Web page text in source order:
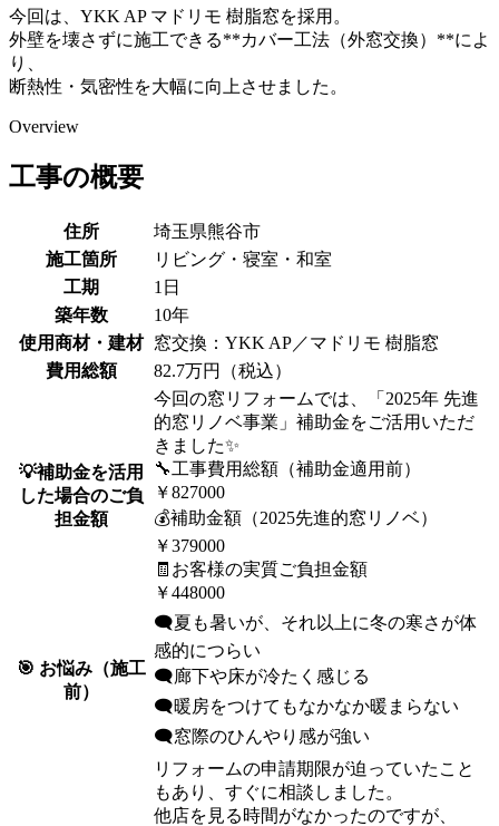
今回は、YKK AP マドリモ 樹脂窓を採用。
外壁を壊さずに施工できる**カバー工法（外窓交換）**によ
り、
断熱性・気密性を大幅に向上させました。
Overview
工事の概要
住所
埼玉県熊谷市
施工箇所
リビング・寝室・和室
工期
1日
築年数
10年
使用商材・建材
窓交換：YKK AP／マドリモ 樹脂窓
費用総額
82.7万円（税込）
💡補助金を活用
した場合のご負
担金額
今回の窓リフォームでは、「2025年 先進
的窓リノベ事業」補助金をご活用いただ
きました✨
🔧工事費用総額（補助金適用前）
￥827000
💰補助金額（2025先進的窓リノベ）
￥379000
🧾お客様の実質ご負担金額
￥448000
🎯 お悩み（施工
前）
🗨️夏も暑いが、それ以上に冬の寒さが体
感的につらい
🗨️廊下や床が冷たく感じる
🗨️暖房をつけてもなかなか暖まらない
🗨️窓際のひんやり感が強い
リフォームの申請期限が迫っていたこと
もあり、すぐに相談しました。
他店を見る時間がなかったのですが、